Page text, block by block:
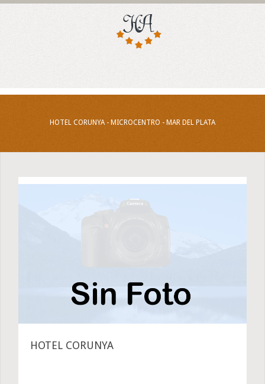
HOTEL CORUNYA - MICROCENTRO - MAR DEL PLATA
HOTEL CORUNYA